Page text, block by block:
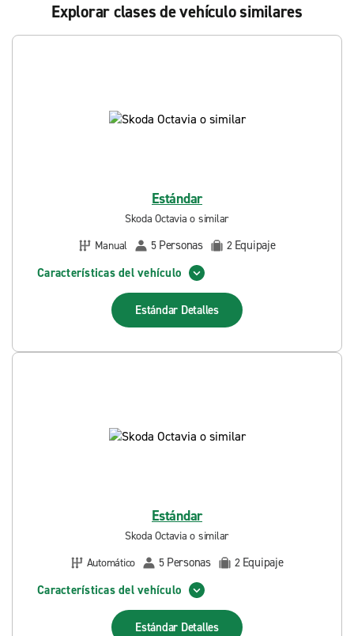
Explorar clases de vehículo similares
Estándar
Skoda Octavia o similar
Manual
5 Personas 2 Equipaje
Características del vehículo
Estándar Detalles
Estándar
Skoda Octavia o similar
Automático
5 Personas 2 Equipaje
Características del vehículo
Estándar Detalles